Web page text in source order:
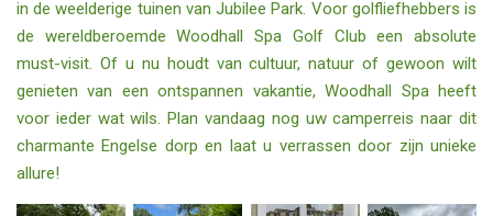
in de weelderige tuinen van Jubilee Park. Voor golfliefhebbers is
de wereldberoemde Woodhall Spa Golf Club een absolute
must-visit. Of u nu houdt van cultuur, natuur of gewoon wilt
genieten van een ontspannen vakantie, Woodhall Spa heeft
voor ieder wat wils. Plan vandaag nog uw camperreis naar dit
charmante Engelse dorp en laat u verrassen door zijn unieke
allure!